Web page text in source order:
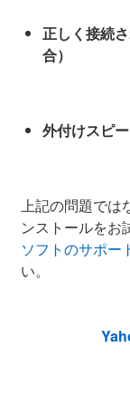
正しく接続
合）
外付けスピ
上記の問題では
ンストールをお
ソフトのサポー
い。